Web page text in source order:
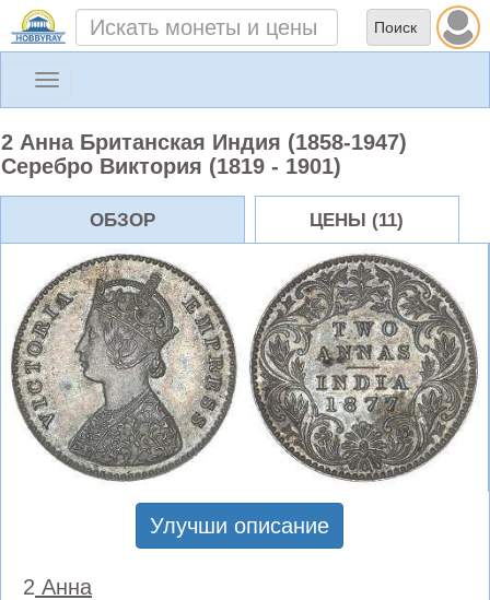
Toggle
2 Анна Британская Индия (1858-1947)
Серебро Виктория (1819 - 1901)
ОБЗОР ЦЕНЫ (11)
Улучши описание
2 Анна